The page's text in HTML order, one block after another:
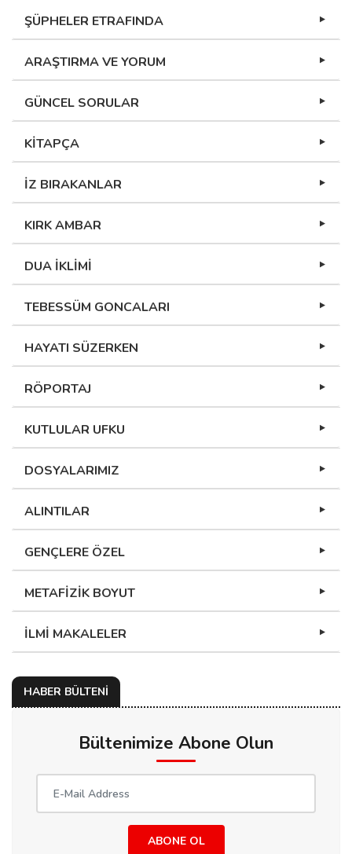
ŞÜPHELER ETRAFINDA
ARAŞTIRMA VE YORUM
GÜNCEL SORULAR
KİTAPÇA
İZ BIRAKANLAR
KIRK AMBAR
DUA İKLİMİ
TEBESSÜM GONCALARI
HAYATI SÜZERKEN
RÖPORTAJ
KUTLULAR UFKU
DOSYALARIMIZ
ALINTILAR
GENÇLERE ÖZEL
METAFİZİK BOYUT
İLMİ MAKALELER
HABER BÜLTENİ
Bültenimize Abone Olun
ABONE OL